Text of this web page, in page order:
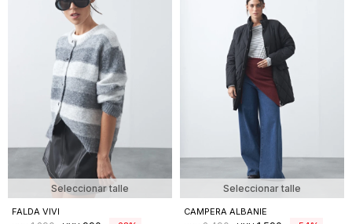
Seleccionar talle
FALDA VIVI
Seleccionar talle
CAMPERA ALBANIE